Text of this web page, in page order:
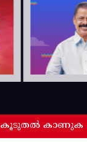
കൂടുതൽ കാണുക